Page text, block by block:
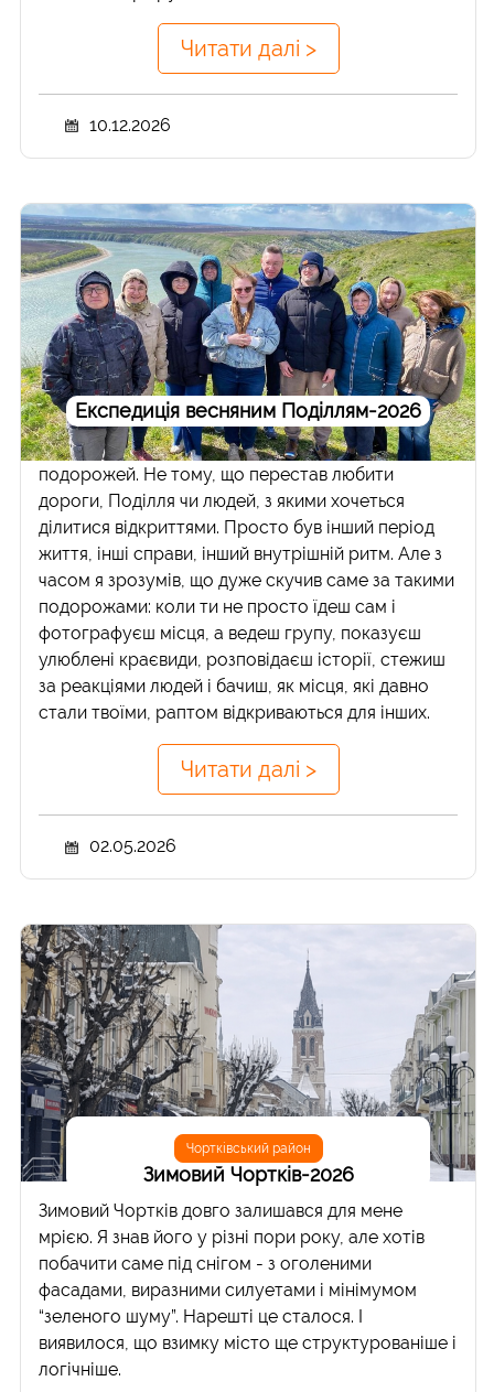
Читати далі >
10.12.2026
Експедиція весняним Поділлям-2026
Майже два роки я не робив авторських групових
подорожей. Не тому, що перестав любити
дороги, Поділля чи людей, з якими хочеться
ділитися відкриттями. Просто був інший період
життя, інші справи, інший внутрішній ритм. Але з
часом я зрозумів, що дуже скучив саме за такими
подорожами: коли ти не просто їдеш сам і
фотографуєш місця, а ведеш групу, показуєш
улюблені краєвиди, розповідаєш історії, стежиш
за реакціями людей і бачиш, як місця, які давно
стали твоїми, раптом відкриваються для інших.
Читати далі >
02.05.2026
Чортківський район
Зимовий Чортків-2026
Зимовий Чортків довго залишався для мене
мрією. Я знав його у різні пори року, але хотів
побачити саме під снігом - з оголеними
фасадами, виразними силуетами і мінімумом
“зеленого шуму”. Нарешті це сталося. І
виявилося, що взимку місто ще структурованіше і
логічніше.